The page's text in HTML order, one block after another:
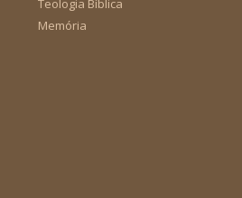
Teologia Bíblica
Memória